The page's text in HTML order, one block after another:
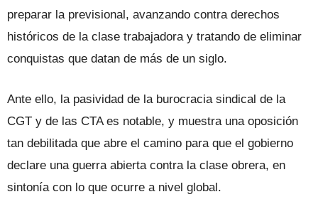
preparar la previsional, avanzando contra derechos
históricos de la clase trabajadora y tratando de eliminar
conquistas que datan de más de un siglo.
Ante ello, la pasividad de la burocracia sindical de la
CGT y de las CTA es notable, y muestra una oposición
tan debilitada que abre el camino para que el gobierno
declare una guerra abierta contra la clase obrera, en
sintonía con lo que ocurre a nivel global.